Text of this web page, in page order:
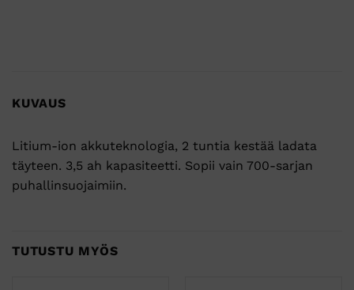
KUVAUS
Litium-ion akkuteknologia, 2 tuntia kestää ladata
täyteen. 3,5 ah kapasiteetti. Sopii vain 700-sarjan
puhallinsuojaimiin.
TUTUSTU MYÖS